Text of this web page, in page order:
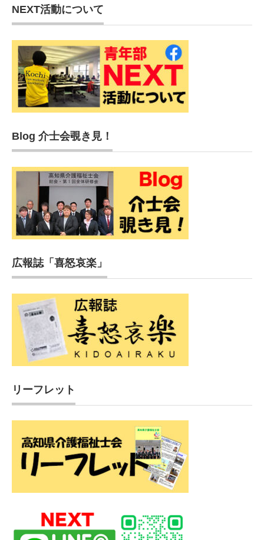
NEXT活動について
Blog 介士会覗き見！
広報誌「喜怒哀楽」
リーフレット